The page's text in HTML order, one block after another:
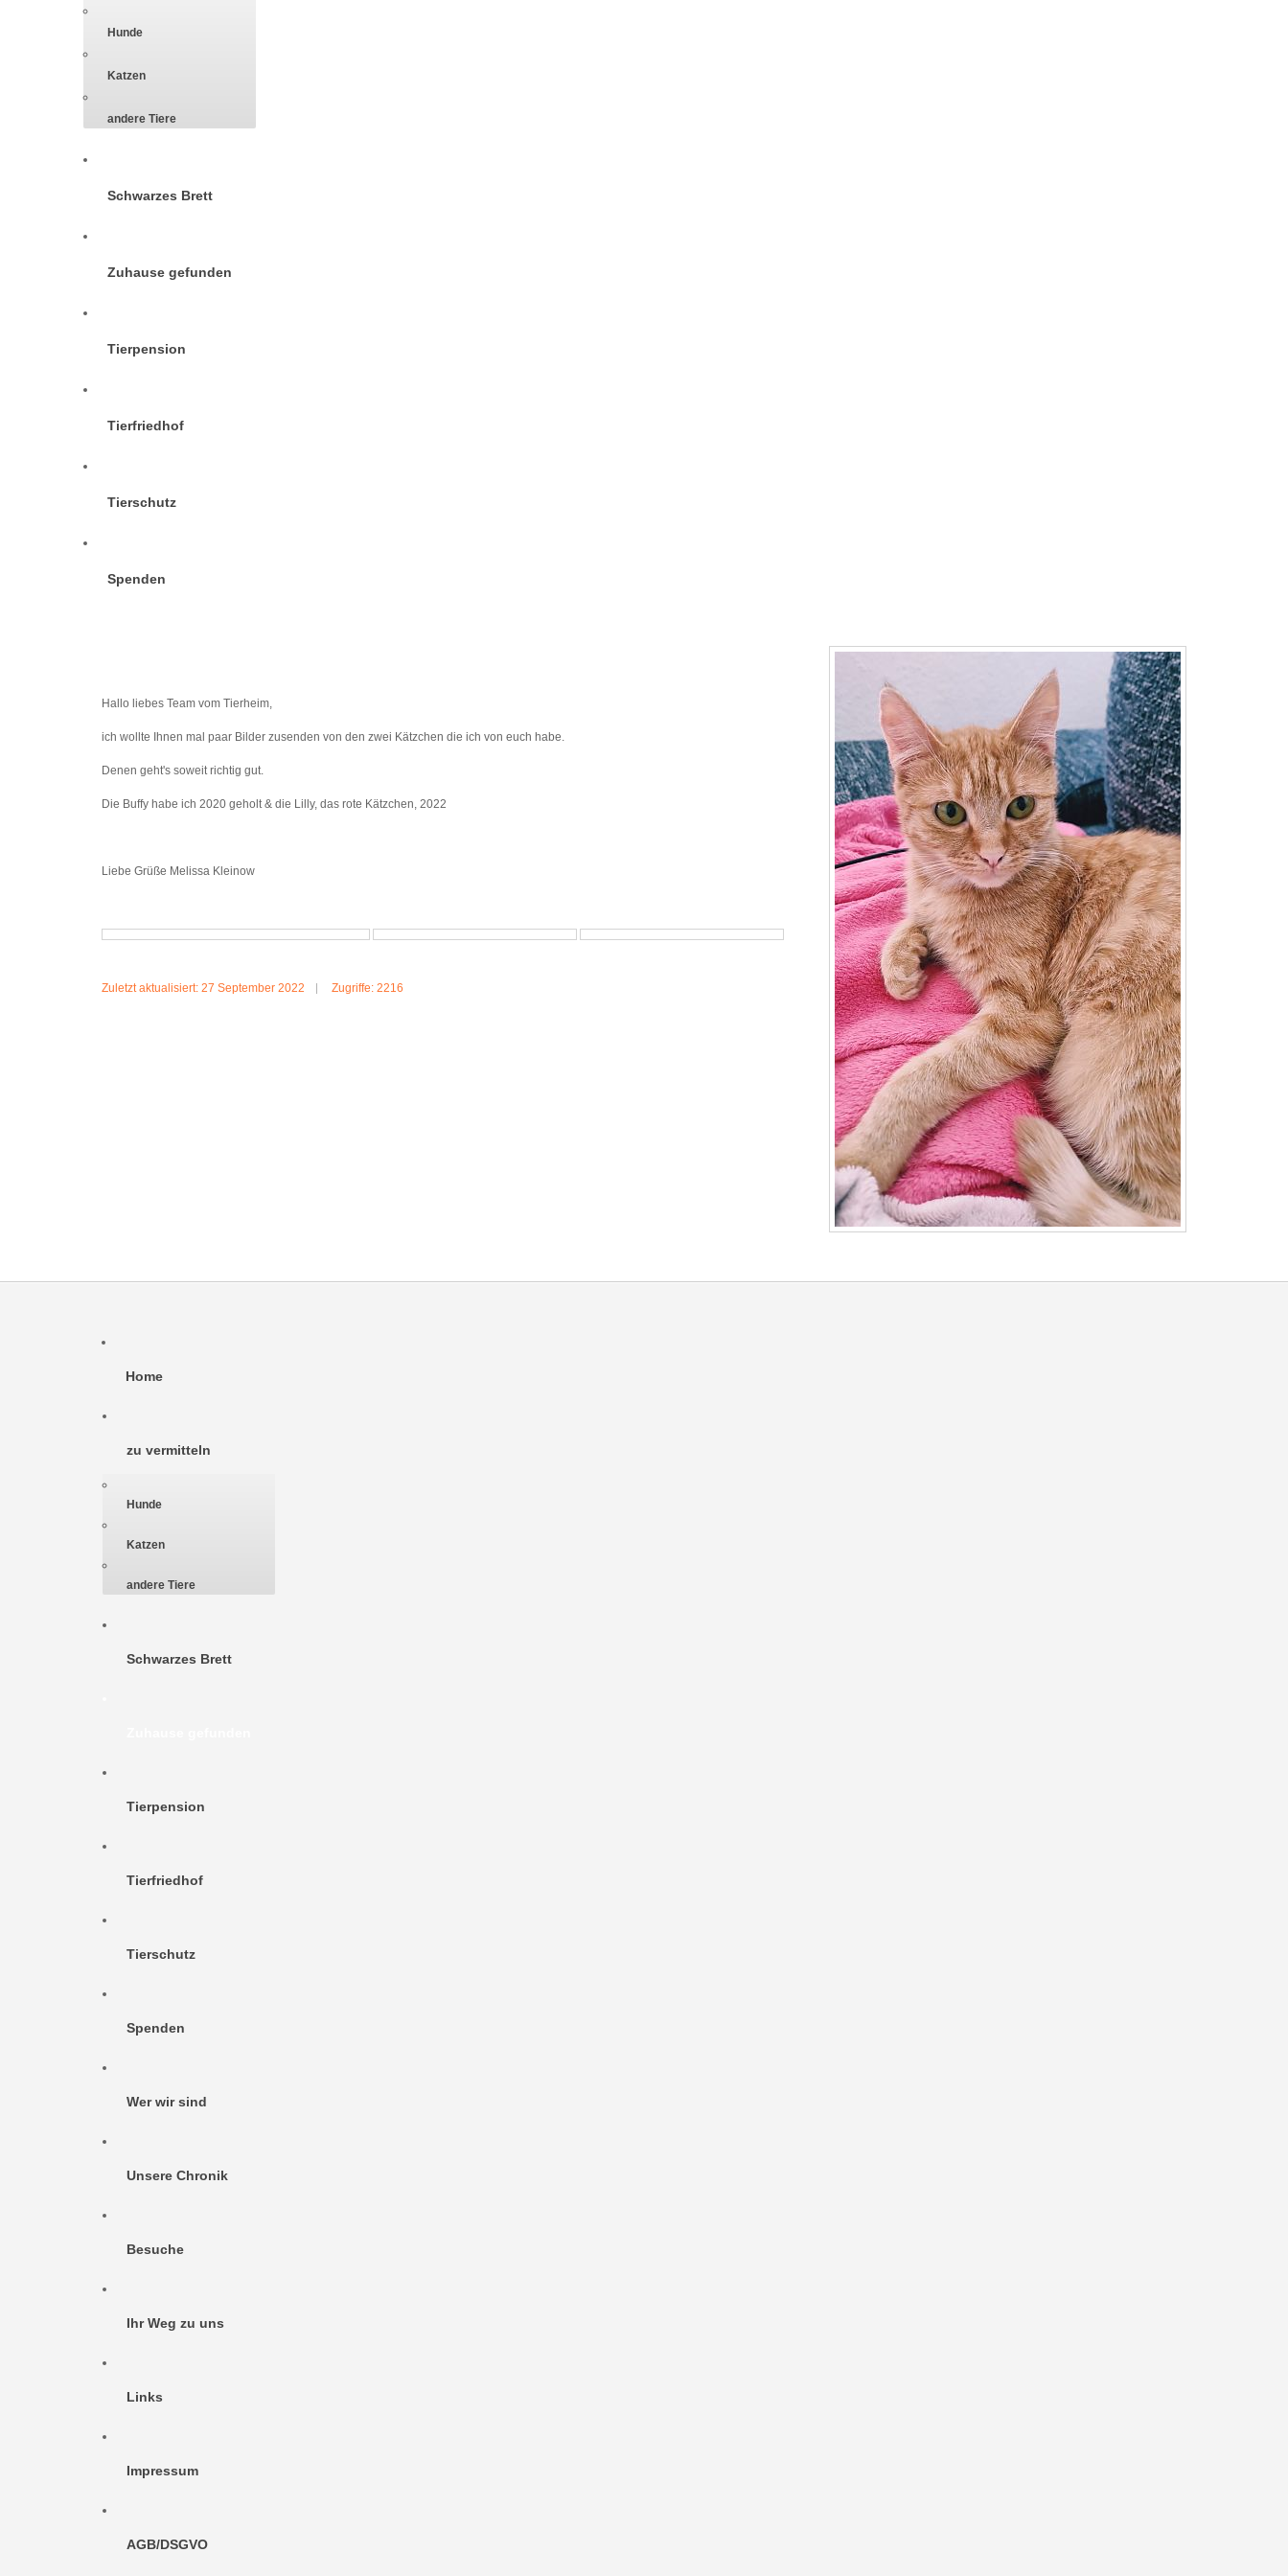
Hunde
Katzen
andere Tiere
Schwarzes Brett
Zuhause gefunden
Tierpension
Tierfriedhof
Tierschutz
Spenden
Hallo liebes Team vom Tierheim,
ich wollte Ihnen mal paar Bilder zusenden von den zwei Kätzchen die ich von euch habe.
Denen geht's soweit richtig gut.
Die Buffy habe ich 2020 geholt & die Lilly, das rote Kätzchen, 2022
Liebe Grüße Melissa Kleinow
Zuletzt aktualisiert: 27 September 2022 Zugriffe: 2216
Home
zu vermitteln
Hunde
Katzen
andere Tiere
Schwarzes Brett
Tierpension
Tierfriedhof
Tierschutz
Spenden
Wer wir sind
Unsere Chronik
Besuche
Ihr Weg zu uns
Links
Impressum
AGB/DSGVO